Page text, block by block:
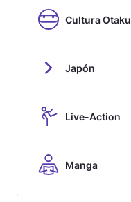
Cultura Otaku
Japón
Live-Action
Manga